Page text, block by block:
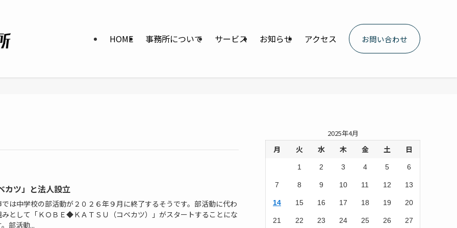
HOME 事務所について サービス お知らせ アクセス お問い合わせ
カツ」と法人設立
は中学校の部活動が２０２６年９月に終了するそうです。部活動に代わ
みとして「ＫＯＢＥ◆ＫＡＴＳＵ（コベカツ）」がスタートすることにな
部活動...
2025年4月
月 火 水 木 金 土 日
1 2 3 4 5 6
7 8 9 10 11 12 13
14 15 16 17 18 19 20
21 22 23 24 25 26 27